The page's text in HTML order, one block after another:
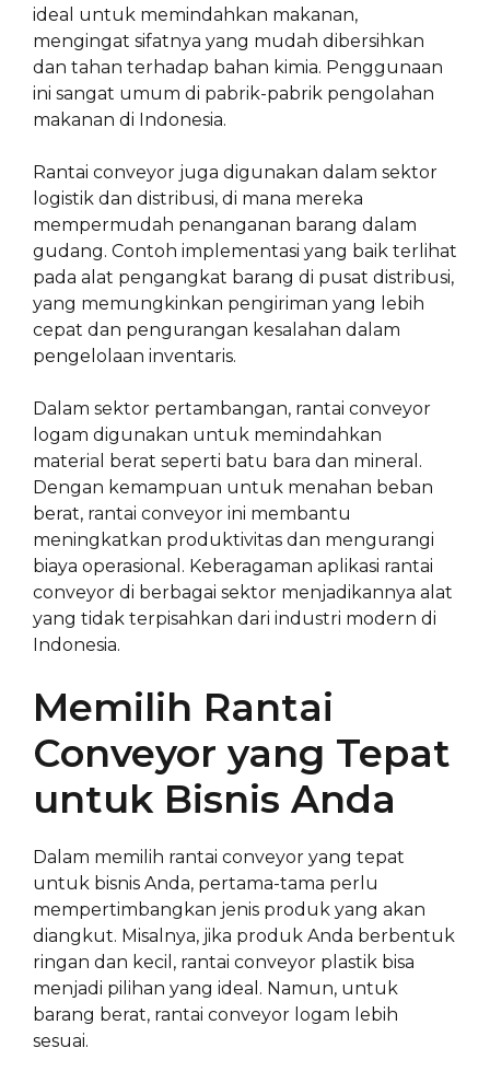
ideal untuk memindahkan makanan,
mengingat sifatnya yang mudah dibersihkan
dan tahan terhadap bahan kimia. Penggunaan
ini sangat umum di pabrik-pabrik pengolahan
makanan di Indonesia.
Rantai conveyor juga digunakan dalam sektor
logistik dan distribusi, di mana mereka
mempermudah penanganan barang dalam
gudang. Contoh implementasi yang baik terlihat
pada alat pengangkat barang di pusat distribusi,
yang memungkinkan pengiriman yang lebih
cepat dan pengurangan kesalahan dalam
pengelolaan inventaris.
Dalam sektor pertambangan, rantai conveyor
logam digunakan untuk memindahkan
material berat seperti batu bara dan mineral.
Dengan kemampuan untuk menahan beban
berat, rantai conveyor ini membantu
meningkatkan produktivitas dan mengurangi
biaya operasional. Keberagaman aplikasi rantai
conveyor di berbagai sektor menjadikannya alat
yang tidak terpisahkan dari industri modern di
Indonesia.
Memilih Rantai
Conveyor yang Tepat
untuk Bisnis Anda
Dalam memilih rantai conveyor yang tepat
untuk bisnis Anda, pertama-tama perlu
mempertimbangkan jenis produk yang akan
diangkut. Misalnya, jika produk Anda berbentuk
ringan dan kecil, rantai conveyor plastik bisa
menjadi pilihan yang ideal. Namun, untuk
barang berat, rantai conveyor logam lebih
sesuai.